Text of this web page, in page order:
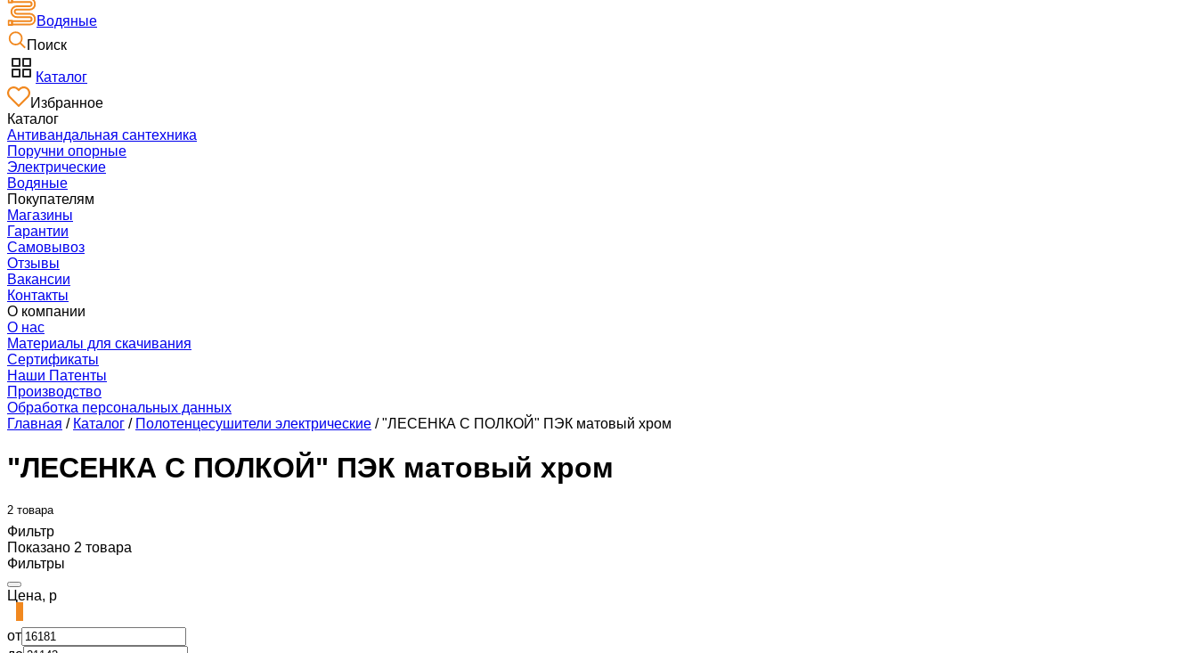
Водяные
Поиск
Каталог
Избранное
Каталог
Антивандальная сантехника
Поручни опорные
Электрические
Водяные
Покупателям
Магазины
Гарантии
Самовывоз
Отзывы
Вакансии
Контакты
О компании
О нас
Материалы для скачивания
Сертификаты
Наши Патенты
Производство
Обработка персональных данных
Главная / Каталог / Полотенцесушители электрические / "ЛЕСЕНКА С ПОЛКОЙ" ПЭК матовый хром
"ЛЕСЕНКА С ПОЛКОЙ" ПЭК матовый хром
2 товара
Фильтр
Показано 2 товара
Фильтры
Цена, р
от